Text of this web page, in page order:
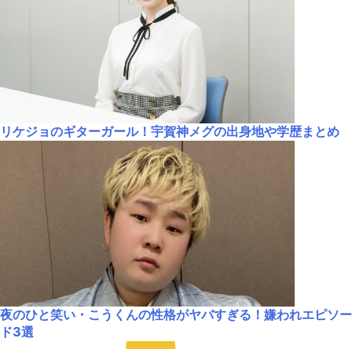
リケジョのギターガール！宇賀神メグの出身地や学歴まとめ
夜のひと笑い・こうくんの性格がヤバすぎる！嫌われエピソー
ド3選